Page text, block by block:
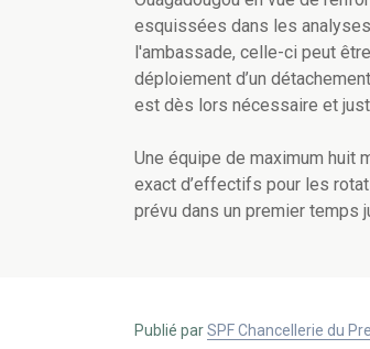
esquissées dans les
l'ambassade, celle-ci peut
déploiement d’un
est dès lors nécessaire et
Une équipe de maximum huit
exact d’effectifs pour les
prévu dans un premier temps
Publié parSPF Chancellerie du